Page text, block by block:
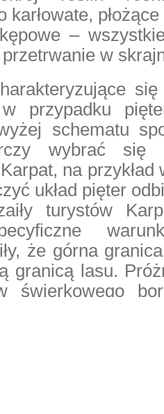
karłowate,
–
w
przypadku
schematu
wybrać się
na przykład
układ pięter
turystów
że górna
granicą lasu.
świerkowego